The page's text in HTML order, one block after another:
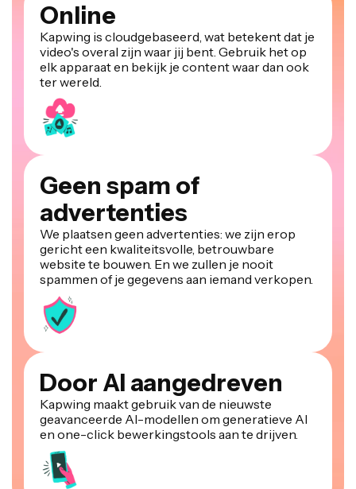
Online
Kapwing is cloudgebaseerd, wat betekent dat je
video's overal zijn waar jij bent. Gebruik het op
elk apparaat en bekijk je content waar dan ook
ter wereld.
Geen spam of
advertenties
We plaatsen geen advertenties: we zijn erop
gericht een kwaliteitsvolle, betrouwbare
website te bouwen. En we zullen je nooit
spammen of je gegevens aan iemand verkopen.
Door AI aangedreven
Kapwing maakt gebruik van de nieuwste
geavanceerde AI-modellen om generatieve AI
en one-click bewerkingstools aan te drijven.